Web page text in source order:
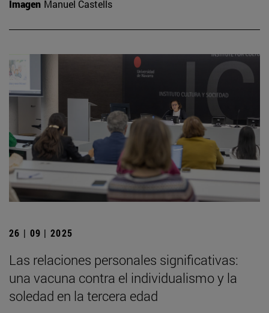
Imagen Manuel Castells
26 | 09 | 2025
Las relaciones personales significativas:
una vacuna contra el individualismo y la
soledad en la tercera edad